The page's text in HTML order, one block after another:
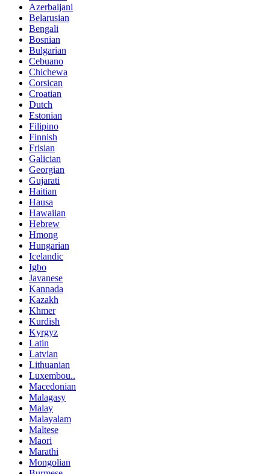
Azerbaijani
Belarusian
Bengali
Bosnian
Bulgarian
Cebuano
Chichewa
Corsican
Croatian
Dutch
Estonian
Filipino
Finnish
Frisian
Galician
Georgian
Gujarati
Haitian
Hausa
Hawaiian
Hebrew
Hmong
Hungarian
Icelandic
Igbo
Javanese
Kannada
Kazakh
Khmer
Kurdish
Kyrgyz
Latin
Latvian
Lithuanian
Luxembou..
Macedonian
Malagasy
Malay
Malayalam
Maltese
Maori
Marathi
Mongolian